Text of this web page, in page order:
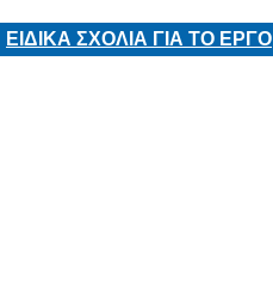
ΕΙΔΙΚΑ ΣΧΟΛΙΑ ΓΙΑ ΤΟ ΕΡΓΟ